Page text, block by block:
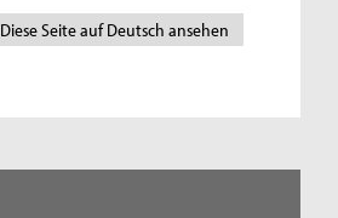
Diese Seite auf Deutsch ansehen